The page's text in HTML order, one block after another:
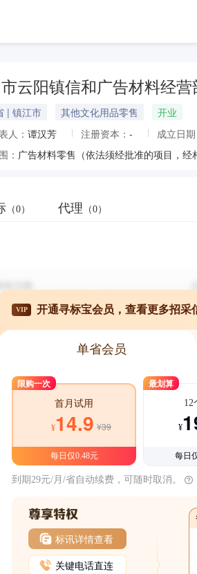
云阳镇信和广告材料经营
| 镇江市 其他文化用品零售
开业
人： 谭汉芳 注册资本： -
成立日
： 广告材料零售（依法须经批准的项目，
（0） 代理 （0）
VIP 开通寻标宝会员，查看更多招采
单省会员
限购一次
首月试用
¥14.9 ¥39
每日仅0.48元
最划算
12
¥
每日
到期29元/月/省自动续费，可随时取消。
标讯详情查看
关键电话直连